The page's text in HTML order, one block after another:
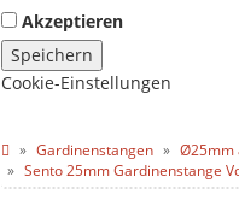
Akzeptieren
Speichern
Cookie-Einstellungen
Gardinenstangen Ø25mm
Sento 25mm Gardinenstange